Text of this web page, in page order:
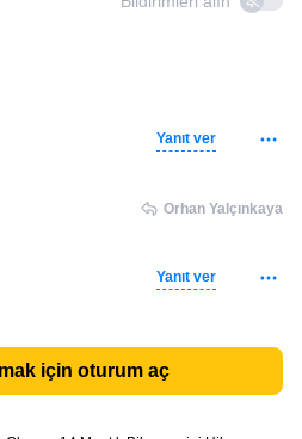
Yanıt ver
Orhan Yalçınkaya
Yanıt ver
için oturum aç